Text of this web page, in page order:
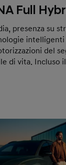
Full
presenza su
intelligenti
del
di vita. Incluso